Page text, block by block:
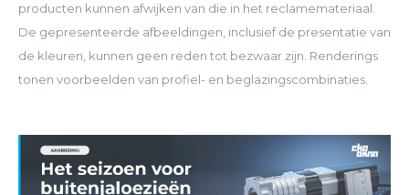
producten kunnen afwijken van die in het reclamemateriaal.
De gepresenteerde afbeeldingen, inclusief de presentatie van
de kleuren, kunnen geen reden tot bezwaar zijn. Renderings
tonen voorbeelden van profiel- en beglazingscombinaties.